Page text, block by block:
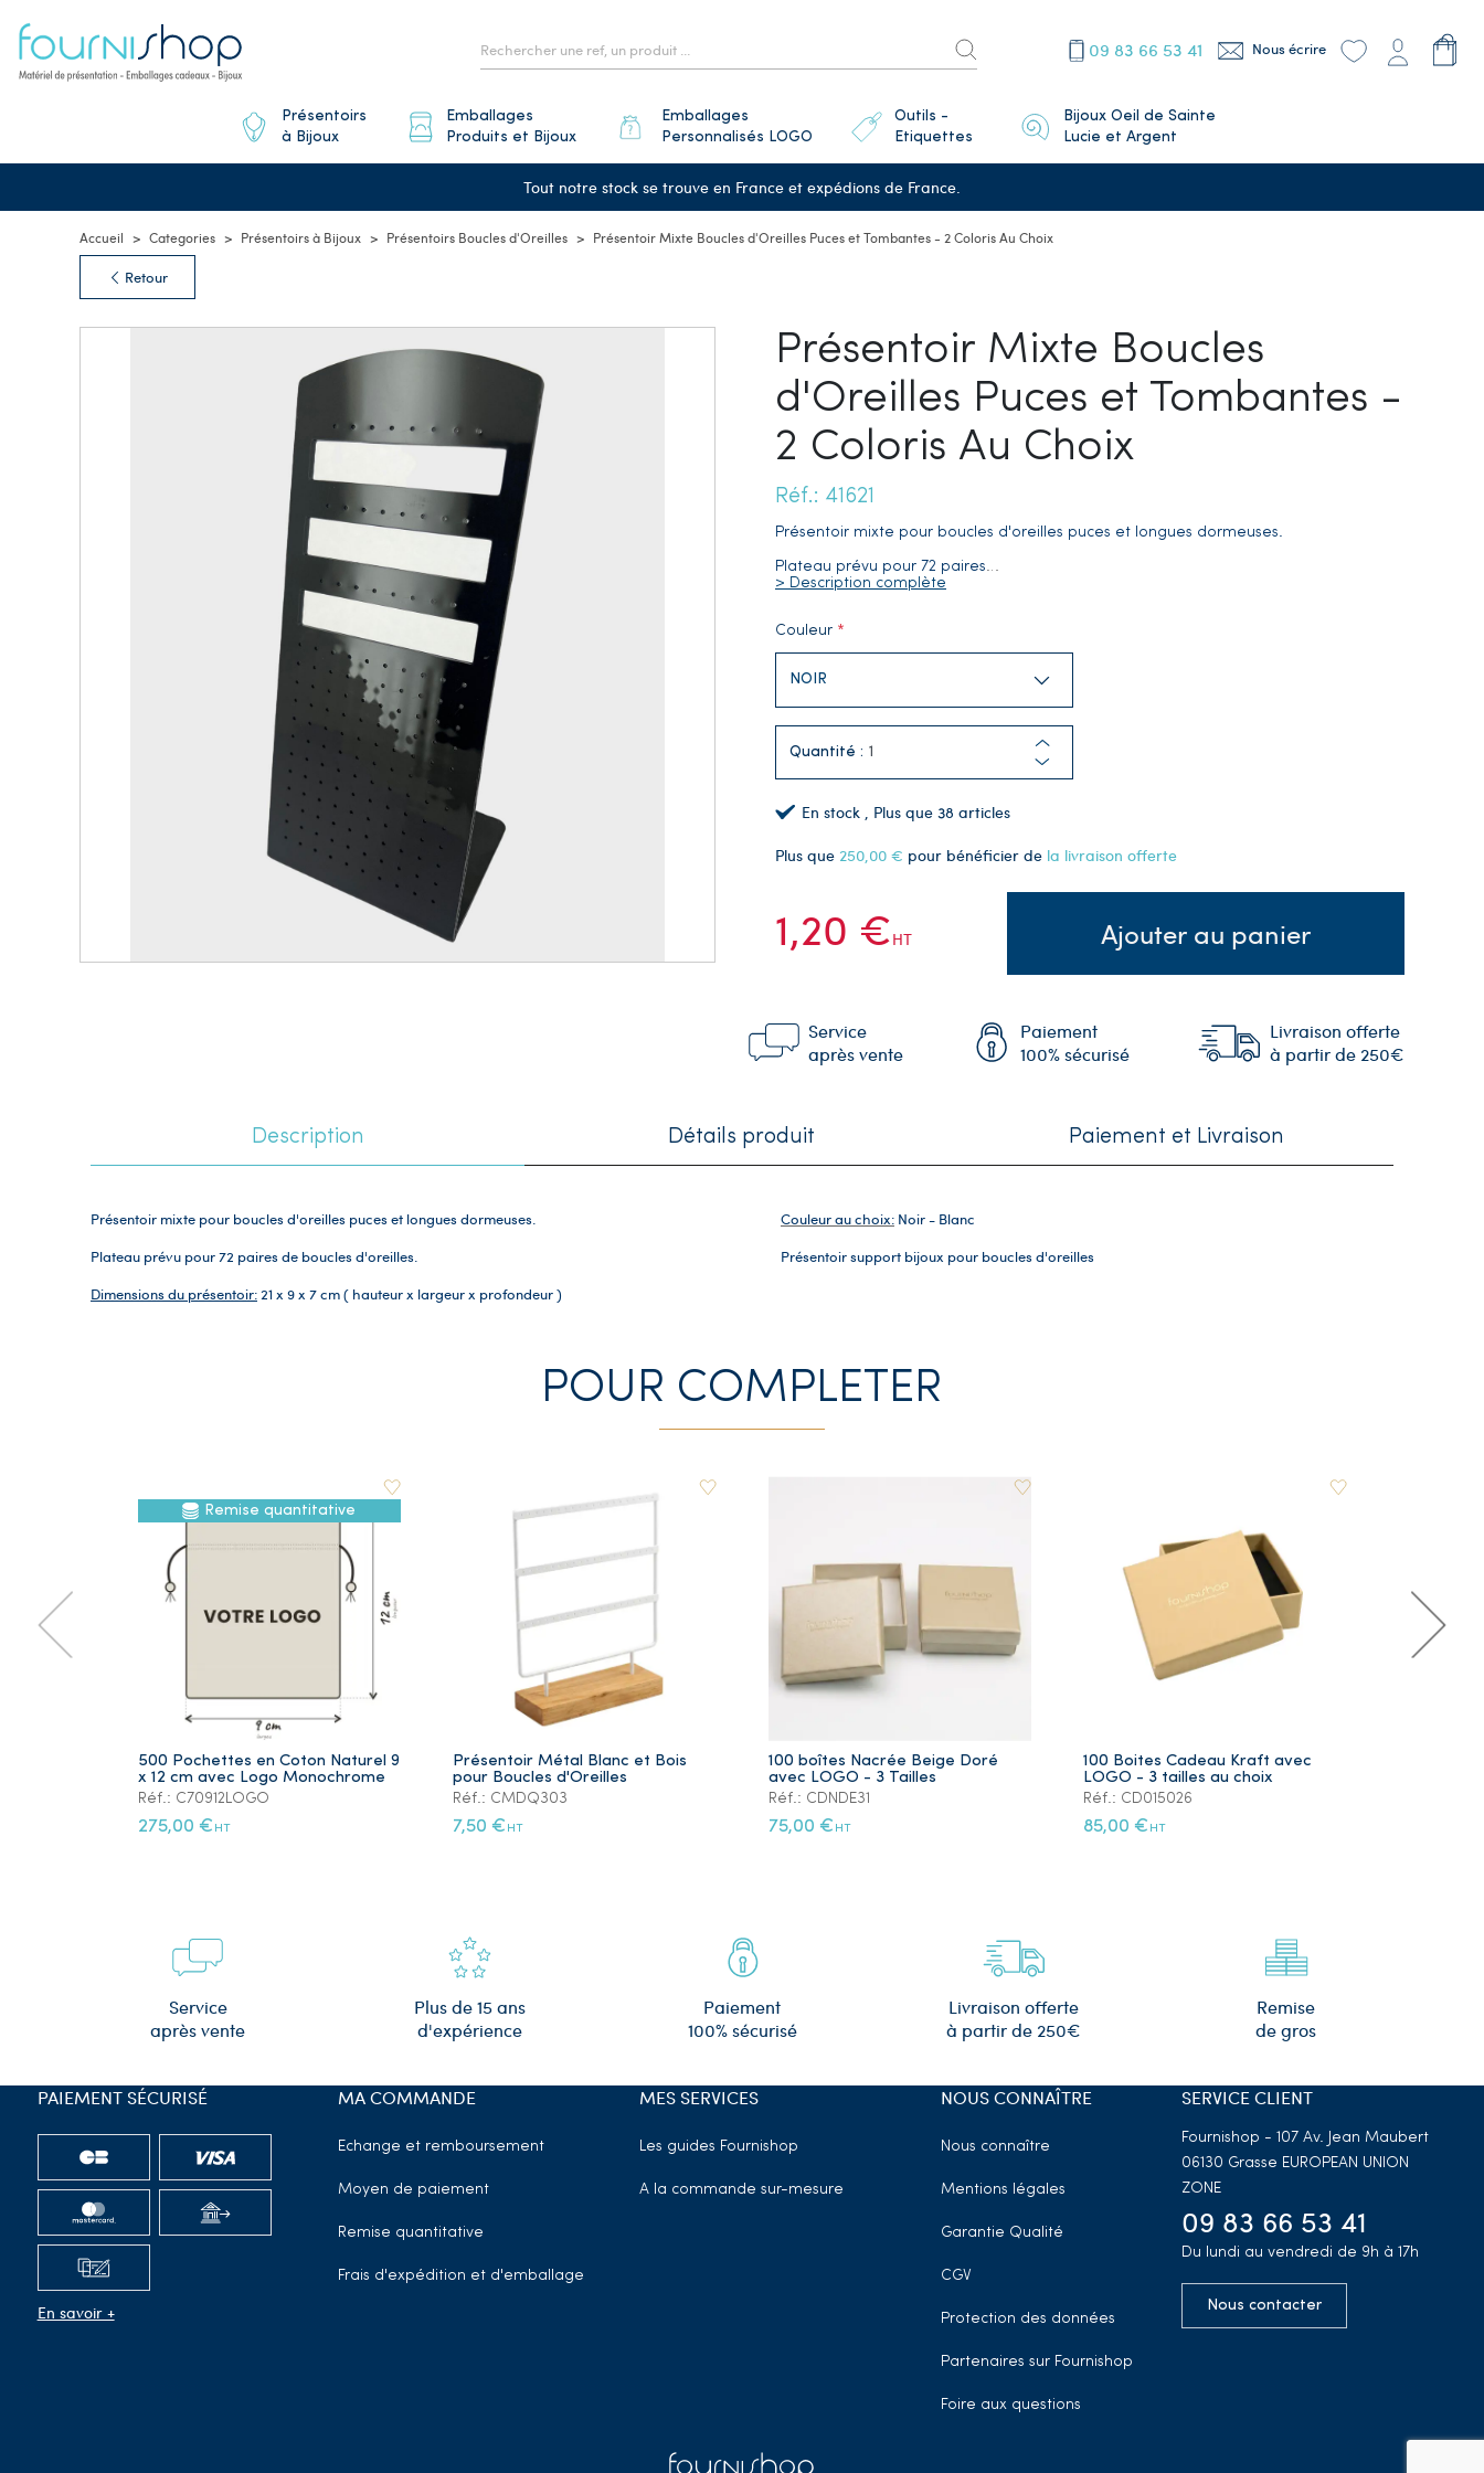
09 83 66 53 41 Nous écrire
Présentoirs
à Bijoux
Emballages
Produits et Bijoux
Emballages
Personnalisés LOGO
Outils -
Etiquettes
Bijoux Oeil de Sainte
Lucie et Argent
Tout notre stock se trouve en France et expédions de France.
Accueil Categories Présentoirs à Bijoux Présentoirs Boucles d'Oreilles Présentoir Mixte Boucles d'Oreilles Puces et Tombantes - 2 Coloris Au Choix
Retour
Présentoir Mixte Boucles
d'Oreilles Puces et Tombantes -
2 Coloris Au Choix
Réf.: 41621
Présentoir mixte pour boucles d'oreilles puces et longues dormeuses.
Plateau prévu pour 72 paires…
> Description complète
Couleur
Quantité :
En stock , Plus que 38 articles
Plus que 250,00 € pour bénéficier de la livraison offerte
1,20 €HT Ajouter au panier
Service
après vente
Paiement
100% sécurisé
Livraison offerte
à partir de 250€
Description Détails produit Paiement et Livraison
Présentoir mixte pour boucles d'oreilles puces et longues dormeuses.
Plateau prévu pour 72 paires de boucles d'oreilles.
Dimensions du présentoir:21 x 9 x 7 cm ( hauteur x largeur x profondeur )
Couleur au choix: Noir - Blanc
Présentoir support bijoux pour boucles d'oreilles
POUR COMPLETER
Remise quantitative
500 Pochettes en Coton Naturel 9
x 12 cm avec Logo Monochrome
Réf.: C70912LOGO
275,00 € HT
Présentoir Métal Blanc et Bois
pour Boucles d'Oreilles
Réf.: CMDQ303
7,50 € HT
100 boîtes Nacrée Beige Doré
avec LOGO - 3 Tailles
Réf.: CDNDE31
75,00 € HT
100 Boites Cadeau Kraft avec
LOGO - 3 tailles au choix
Réf.: CD015026
85,00 € HT
Service
après vente
Plus de 15 ans
d'expérience
Paiement
100% sécurisé
Livraison offerte
à partir de 250€
Remise
de gros
MA COMMANDE
Echange et remboursement
Moyen de paiement
Remise quantitative
Frais d'expédition et d'emballage
MES SERVICES
Les guides Fournishop
A la commande sur-mesure
NOUS CONNAÎTRE
Nous connaître
Mentions légales
Garantie Qualité
CGV
Protection des données
Partenaires sur Fournishop
Foire aux questions
SERVICE CLIENT
Fournishop - 107 Av. Jean Maubert
06130 Grasse EUROPEAN UNION
ZONE
09 83 66 53 41
Du lundi au vendredi de 9h à 17h
Nous contacter
PAIEMENT SÉCURISÉ
En savoir +